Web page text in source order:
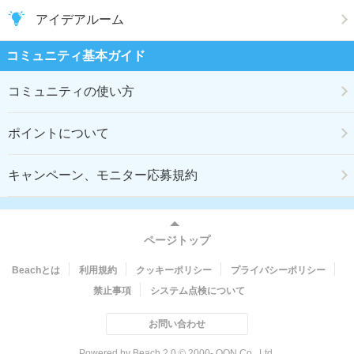
アイデアルーム
コミュニティ基本ガイド
コミュニティの使い方
ポイントについて
キャンペーン、モニター応募規約
ページトップ
Beachとは 利用規約 クッキーポリシー
プライバシーポリシー
禁止事項
システム点検について
お問い合わせ